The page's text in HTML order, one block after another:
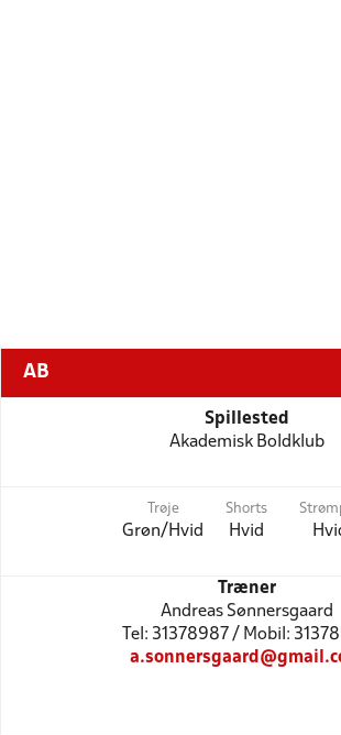
AB
Spillested
Akademisk Boldklub
Trøje
Grøn/Hvid
Shorts
Hvid
Træner
Andreas Sønnersgaard
Tel: 31378987 / Mobil: